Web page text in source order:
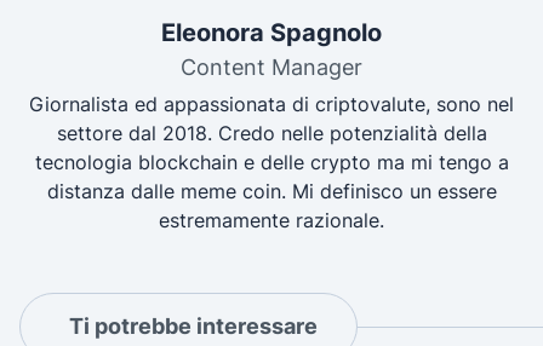
Eleonora Spagnolo
Content Manager
Giornalista ed appassionata di criptovalute, sono nel
settore dal 2018. Credo nelle potenzialità della
tecnologia blockchain e delle crypto ma mi tengo a
distanza dalle meme coin. Mi definisco un essere
estremamente razionale.
Ti potrebbe interessare